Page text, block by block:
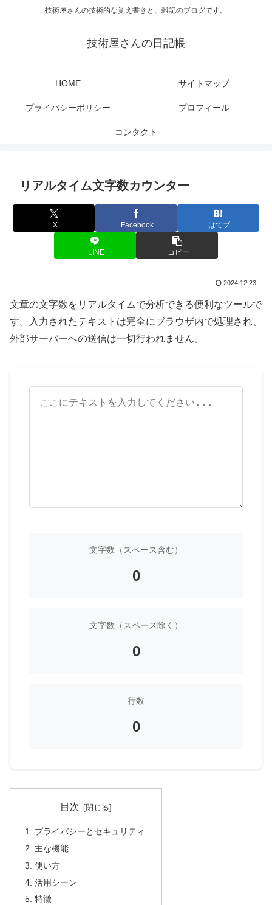
技術屋さんの技術的な覚え書きと、雑記のブログです。
技術屋さんの日記帳
HOME サイトマップ
プライバシーポリシー プロフィール
コンタクト
リアルタイム文字数カウンター
X Facebook はてブ
LINE コピー
2024.12.23
文章の文字数をリアルタイムで分析できる便利なツールで
す。入力されたテキストは完全にブラウザ内で処理され、
外部サーバーへの送信は一切行われません。
文字数（スペース含む）
0
文字数（スペース除く）
0
行数
0
目次
プライバシーとセキュリティ
主な機能
使い方
活用シーン
特徴